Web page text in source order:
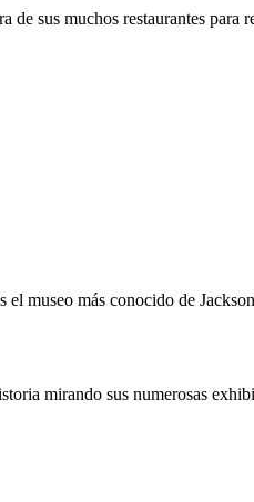
sus muchos restaurantes para
museo más conocido de
mirando sus numerosas